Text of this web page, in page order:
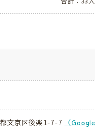
文京区後楽1-7-7
（Google